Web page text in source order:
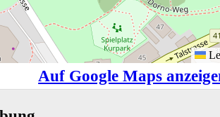
Auf Google Maps